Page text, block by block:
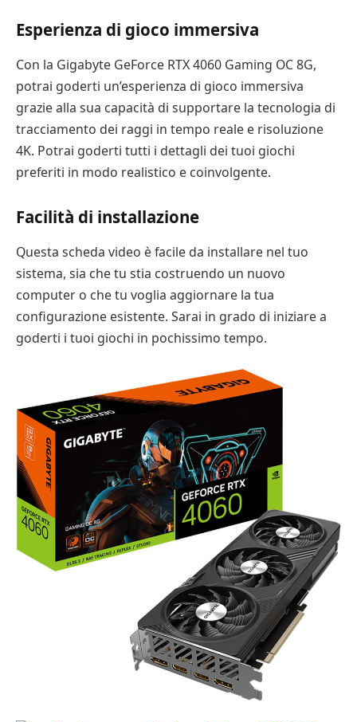
Esperienza di gioco immersiva
Con la Gigabyte GeForce RTX 4060 Gaming OC 8G,
potrai goderti un’esperienza di gioco immersiva
grazie alla sua capacità di supportare la tecnologia di
tracciamento dei raggi in tempo reale e risoluzione
4K. Potrai goderti tutti i dettagli dei tuoi giochi
preferiti in modo realistico e coinvolgente.
Facilità di installazione
Questa scheda video è facile da installare nel tuo
sistema, sia che tu stia costruendo un nuovo
computer o che tu voglia aggiornare la tua
configurazione esistente. Sarai in grado di iniziare a
goderti i tuoi giochi in pochissimo tempo.